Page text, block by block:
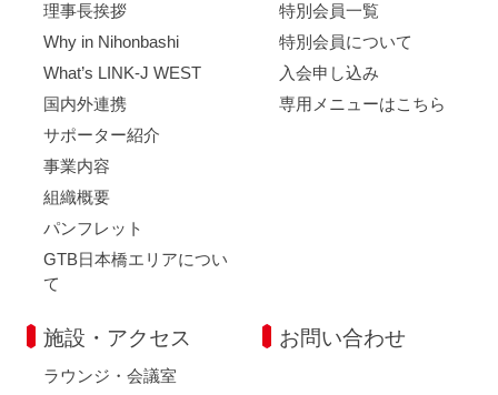
理事長挨拶
Why in Nihonbashi
What’s LINK-J WEST
国内外連携
サポーター紹介
事業内容
組織概要
パンフレット
GTB日本橋エリアについ
て
特別会員一覧
特別会員について
入会申し込み
専用メニューはこちら
施設・アクセス
ラウンジ・会議室
お問い合わせ